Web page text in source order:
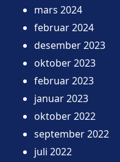
mars 2024
februar 2024
desember 2023
oktober 2023
februar 2023
januar 2023
oktober 2022
september 2022
juli 2022